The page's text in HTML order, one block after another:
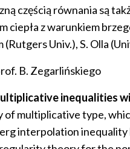
częścią równania są
z warunkiem
Univ.), S. Olla
B. Zegarlińskiego
inequalities
multiplicative type,
interpolation